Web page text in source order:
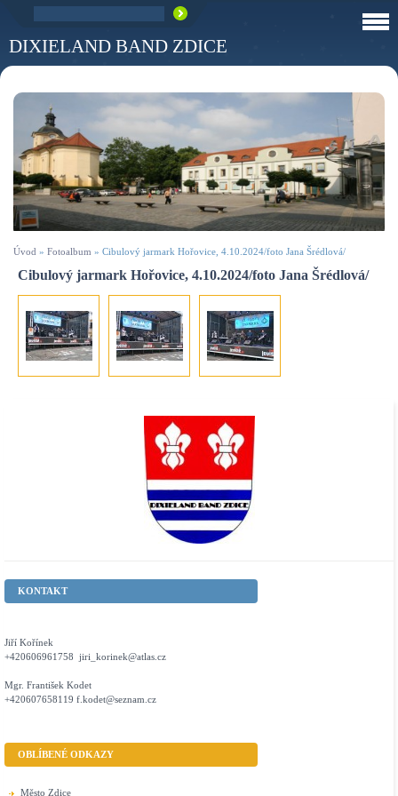
DIXIELAND BAND ZDICE
Úvod » Fotoalbum » Cibulový jarmark Hořovice, 4.10.2024/foto Jana Šrédlová/
Cibulový jarmark Hořovice, 4.10.2024/foto Jana Šrédlová/
KONTAKT
Jiří Kořínek
+420606961758 jiri_korinek@atlas.cz
Mgr. František Kodet
+420607658119 f.kodet@seznam.cz
OBLÍBENÉ ODKAZY
Město Zdice